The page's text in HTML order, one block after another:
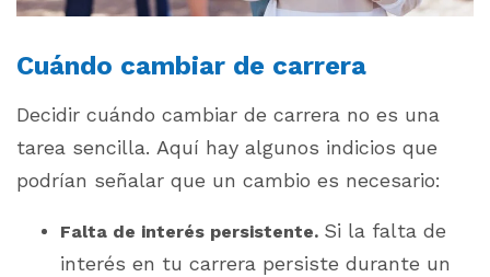
Cuándo cambiar de carrera
Decidir cuándo cambiar de carrera no es una
tarea sencilla. Aquí hay algunos indicios que
podrían señalar que un cambio es necesario:
Falta de interés persistente. Si la falta de
interés en tu carrera persiste durante un